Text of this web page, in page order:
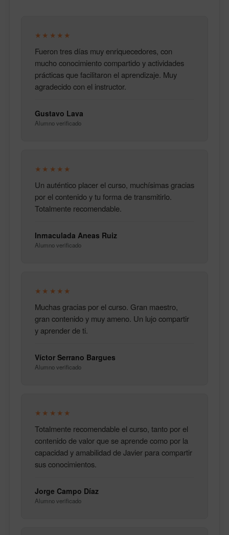
★★★★★
Fueron tres días muy enriquecedores, con
mucho conocimiento compartido y actividades
prácticas que facilitaron el aprendizaje. Muy
agradecido con el instructor.
Gustavo Lava
Alumno verificado
★★★★★
Un auténtico placer el curso, muchísimas gracias
por el contenido y tu forma de transmitirlo.
Totalmente recomendable.
Inmaculada Aneas Ruiz
Alumno verificado
★★★★★
Muchas gracias por el curso. Gran maestro,
gran contenido y muy ameno. Un lujo compartir
y aprender de ti.
Víctor Serrano Bargues
Alumno verificado
★★★★★
Totalmente recomendable el curso, tanto por el
contenido de valor que se aprende como por la
capacidad y amabilidad de Javier para compartir
sus conocimientos.
Jorge Campo Díaz
Alumno verificado